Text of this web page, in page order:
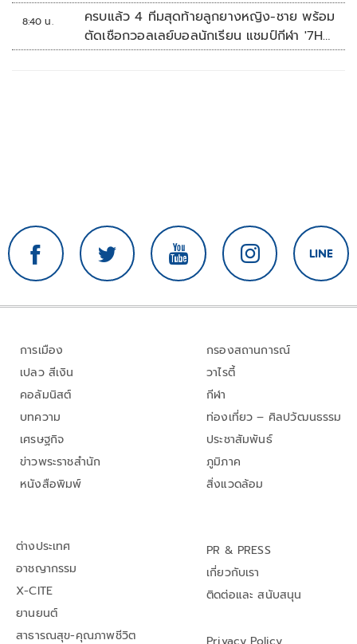
8:40 น.
ครบแล้ว 4 ทีมสุดท้ายลูกยางหญิง-ชาย พร้อม
ตัดเชือกวอลเลย์บอลนักเรียน แชมป์กีฬา '7HD
2026'
การเมือง
เปลว สีเงิน
คอลัมนิสต์
บทความ
เศรษฐกิจ
ข่าวพระราชสำนัก
หนังสือพิมพ์
กรองสถานการณ์
วาไรตี้
กีฬา
ท่องเที่ยว – ศิลปวัฒนธรรม
ประชาสัมพันธ์
ภูมิภาค
สิ่งแวดล้อม
ต่างประเทศ
อาชญากรรม
X-CITE
ยานยนต์
สาธารณสุข-คุณภาพชีวิต
PR & PRESS
เกี่ยวกับเรา
ติดต่อและ สนับสนุน